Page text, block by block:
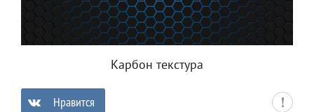
Карбон текстура
Нравится